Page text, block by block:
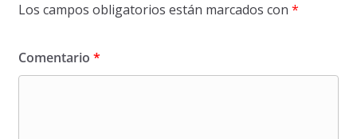
Los campos obligatorios están marcados con *
Comentario *